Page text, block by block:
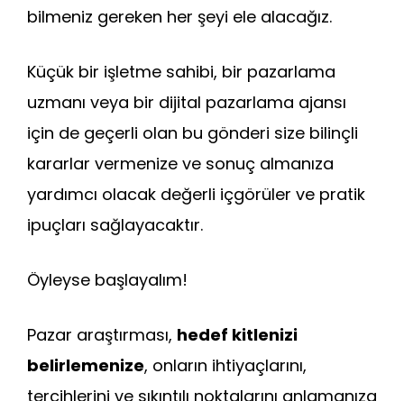
bilmeniz gereken her şeyi ele alacağız.
Küçük bir işletme sahibi, bir pazarlama
uzmanı veya bir dijital pazarlama ajansı
için de geçerli olan bu gönderi size bilinçli
kararlar vermenize ve sonuç almanıza
yardımcı olacak değerli içgörüler ve pratik
ipuçları sağlayacaktır.
Öyleyse başlayalım!
Pazar araştırması, hedef kitlenizi
belirlemenize, onların ihtiyaçlarını,
tercihlerini ve sıkıntılı noktalarını anlamanıza